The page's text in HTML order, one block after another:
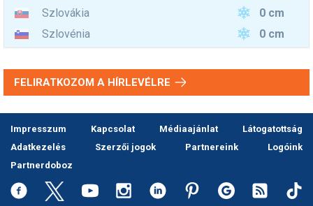
Szlovákia
0 cm
Szlovénia
0 cm
FELIRATKOZOM A HÍRLEVÉLRE
Impresszum Kapcsolat Médiaajánlat
Látogatottság
Adatkezelés
Szerzői jogok Partnereink
Logóink
Partnerdoboz